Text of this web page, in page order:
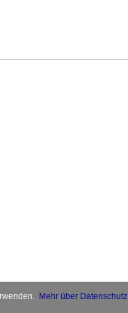
Mehr über Datenschutz